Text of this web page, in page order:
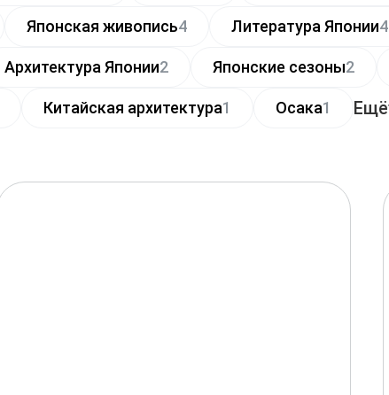
Японская живопись4 Литература Японии4
Архитектура Японии2 Японские сезоны2
Китайская архитектура1 Осака1 Ещё